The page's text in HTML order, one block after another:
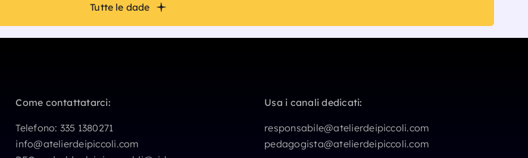
Tutte le dade
Come contattatarci:
Telefono: 335 1380271
info@atelierdeipiccoli.com
Usa i canali dedicati:
responsabile@atelierdeipiccoli.com
pedagogista@atelierdeipiccoli.com